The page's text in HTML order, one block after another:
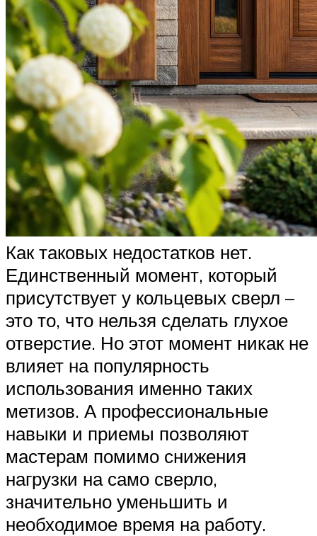
Как таковых недостатков нет.
Единственный момент, который
присутствует у кольцевых сверл –
это то, что нельзя сделать глухое
отверстие. Но этот момент никак не
влияет на популярность
использования именно таких
метизов. А профессиональные
навыки и приемы позволяют
мастерам помимо снижения
нагрузки на само сверло,
значительно уменьшить и
необходимое время на работу.